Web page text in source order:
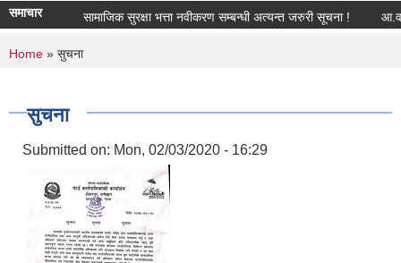
समाचार सामाजिक सुरक्षा भत्ता नवीकरण सम्बन्धी अत्यन्त जरुरी सूचना ! आ.व.
You are here
Home » सुचना
सुचना
Submitted on: Mon, 02/03/2020 - 16:29